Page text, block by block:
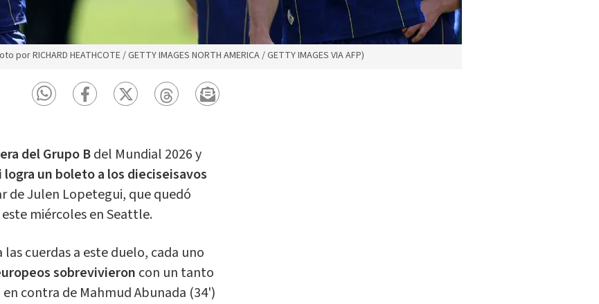
RICHARD HEATHCOTE / GETTY IMAGES NORTH AMERICA / GETTY IMAGES VIA AFP)
del Grupo Bdel Mundial 2026 y
un boleto a los dieciseisavos
de Julen Lopetegui, que quedó
miércoles en Seattle.
cuerdas a este duelo, cada uno
sobrevivieron con un tanto
contra de Mahmud Abunada (34')